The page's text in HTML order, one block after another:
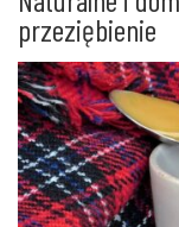
przeziębienie